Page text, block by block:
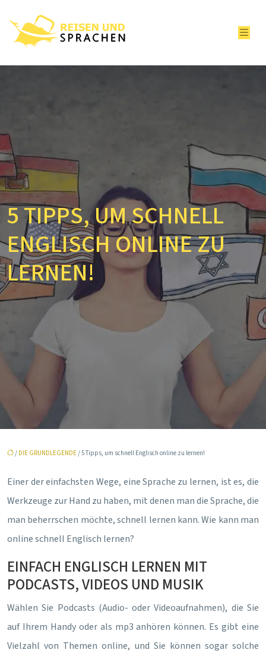
5 TIPPS, UM SCHNELL
ENGLISCH ONLINE ZU
LERNEN!
/ DIE GRUNDLEGENDE/ 5 Tipps, um schnell Englisch online zu lernen!
Einer der einfachsten Wege, eine Sprache zu lernen, ist es, die
Werkzeuge zur Hand zu haben, mit denen man die Sprache, die
man beherrschen möchte, schnell lernen kann. Wie kann man
online schnell Englisch lernen?
EINFACH ENGLISCH LERNEN MIT
PODCASTS, VIDEOS UND MUSIK
Wählen Sie Podcasts (Audio- oder Videoaufnahmen), die Sie
auf Ihrem Handy oder als mp3 anhören können. Es gibt eine
Vielzahl von Themen online, und Sie können sogar solche